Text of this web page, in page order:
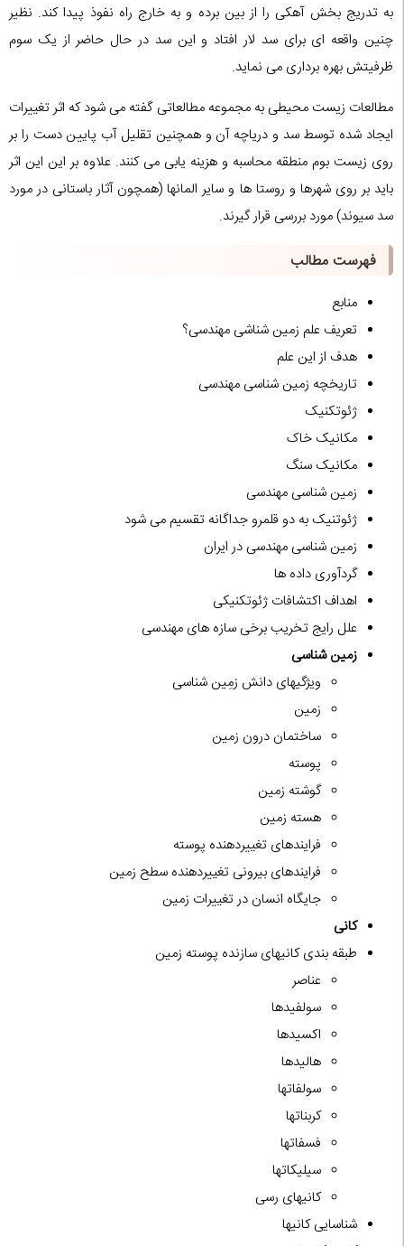
به تدریج بخش آهکی را از بین برده و به خارج راه نفوذ پیدا کند. نظیر
چنین واقعه ای برای سد لار افتاد و این سد در حال حاضر از یک سوم
ظرفیتش بهره برداری می نماید.
مطالعات زیست محیطی به مجموعه مطالعاتی گفته می شود که اثر تغییرات
ایجاد شده توسط سد و دریاچه آن و همچنین تقلیل آب پایین دست را بر
روی زیست بوم منطقه محاسبه و هزینه یابی می کنند. علاوه بر این این اثر
باید بر روی شهرها و روستا ها و سایر المانها (همچون آثار باستانی در مورد
سد سیوند) مورد بررسی قرار گیرند.
فهرست مطالب
منابع
تعریف علم زمین شناشی مهندسی؟
هدف از این علم
تاریخچه زمین شناسی مهندسی
ژئوتکنیک
مکانیک خاک
مکانیک سنگ
زمین شناسی مهندسی
ژئوتنیک به دو قلمرو جداگانه تقسیم می شود
زمین شناسی مهندسی در ایران
گردآوری داده ها
اهداف اکتشافات ژئوتکنیکی
علل رایج تخریب برخی سازه های مهندسی
زمین شناسی
ویژگیهای دانش زمِین شناسی
زمین
ساختمان درون زمین
پوسته
گوشته زمین
هسته زمین
فرایندهای تغییردهنده پوسته
فرایندهای بیرونی تغییردهنده سطح زمین
جایگاه انسان در تغییرات زمین
کانی
طبقه بندی کانیهای سازنده پوسته زمین
عناصر
سولفیدها
اکسیدها
هالیدها
سولفاتها
کربناتها
فسفاتها
سیلیکاتها
کانیهای رسی
شناسایی کانیها